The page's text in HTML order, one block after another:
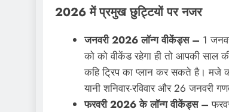
2026 में प्रमुख छुट्टियों पर नजर
जनवरी 2026 लॉन्ग वीकेंड्स – 1
को को वीकेंड रहेगा ही तो आपकी साल
कहि ट्रिप का प्लान कर सकते है। मजे
यानी शनिवार-रविवार और 26
फरवरी 2026 के लॉन्ग वीकेंड्स –